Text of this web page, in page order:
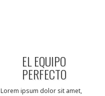
EL EQUIPO
PERFECTO
Lorem ipsum dolor sit amet,